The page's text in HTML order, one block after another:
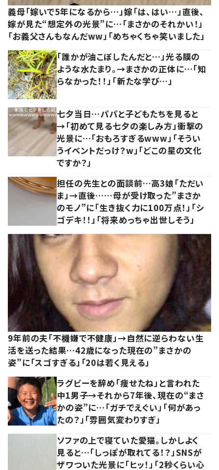
義母「嫁いで5年になるから…」嫁「は、はい…」直後、
嫁が見た“想定外の光景”に…「まさかのそれかい！」
「お義父さんもなんだww」「めちゃくちゃ笑いました」
「誰かが油こぼしたんだと…」光る膜の
ような水たまり。→まさかの正体に…「知
らなかった！！」「新たな学び…」
七夕当日…パパと子どもたちを見ると
→「初めて見る七夕の楽しみ方」衝撃の
光景に…「おもろすぎるwww」「そうい
うイベントだっけ？w」「どこの星の文化
ですか？」
担任の先生との面談前…高3娘「ただい
ま」→直後……母が受け取った”まさか
のモノ”に「生き抜く力に100万点！」「シ
ゴデキ！！」「将来めっちゃ出世しそう」
9年前の夫「不機嫌で不健康」→自然に逆らわない生
活を送った結果…42歳になった現在の”まさかの
姿”に「スゴすぎる」「20は若く見える」
ラグビーを辞め「痩せたね」と言われた
中1男子→それから7年後、現在の“まさ
かの姿”に…「ガチでえぐい」「何があっ
たの？」「雰囲気変わりすぎ」
ソファの上で寝ていた愛猫。しかしよく
見ると…「しっぽが取れてる！？」SNSが
ザワついた光景に「ヒッ！」「2秒くらい心